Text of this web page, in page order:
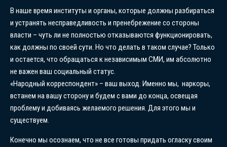
В наше время институты и органы, которые должны разбираться
и устранять несправедливость и пренебрежение со стороны
власти – чуть ли не полностью отказываются функционировать,
как должны по своей сути. Но что делать в таком случае? Только
и остается, что обращаться к независимым СМИ, им абсолютно
не важен ваш социальный статус.
«Народный корреспондент» – ваш выход. Именно мы, наркоры,
встанем на вашу сторону и будем с вами до конца, освещая
проблему и добиваясь желаемого решения. Для этого мы и
существуем.
Конечно мы осознаем, что не все готовы придать огласку своим